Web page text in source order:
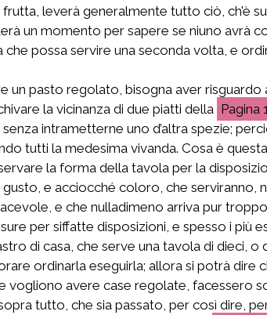
leverà generalmente tutto ciò, ch’è
un momento per sapere se niuno avrà
che possa servire una seconda volta, e
un pasto regolato, bisogna aver
la vicinanza di due piatti della
intrametterne uno d’altra spezie;
tutti la medesima vivanda. Cosa è
la forma della tavola per la
e acciocché coloro, che serviranno,
e che nulladimeno arriva pur
per siffatte disposizioni, e spesso i più
di casa, che serve una tavola di dieci,
ordinarla eseguirla; allora si potrà dire
vogliono avere case regolate, facessero
tutto, che sia passato, per così dire,